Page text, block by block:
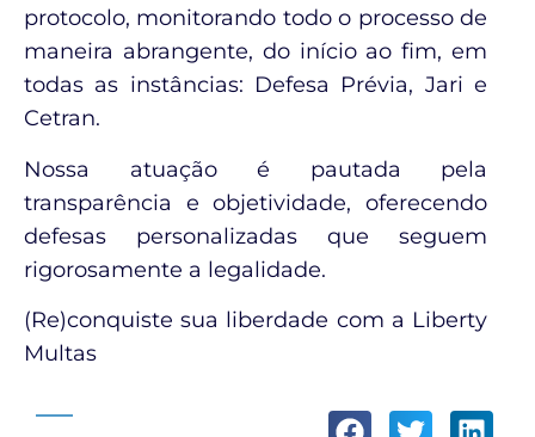
protocolo, monitorando todo o processo de
maneira abrangente, do início ao fim, em
todas as instâncias: Defesa Prévia, Jari e
Cetran.
Nossa atuação é pautada pela
transparência e objetividade, oferecendo
defesas personalizadas que seguem
rigorosamente a legalidade.
(Re)conquiste sua liberdade com a Liberty
Multas